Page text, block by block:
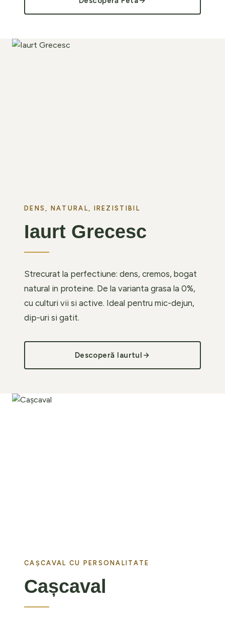
DENS, NATURAL, IREZISTIBIL
Iaurt Grecesc
Strecurat la perfectiune: dens, cremos, bogat
natural in proteine. De la varianta grasa la 0%,
cu culturi vii si active. Ideal pentru mic-dejun,
dip-uri si gatit.
Descoperă Iaurtul
CAȘCAVAL CU PERSONALITATE
Cașcaval